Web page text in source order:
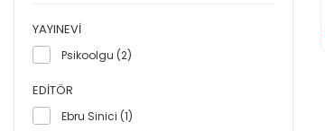
YAYINEVI
Psikoolgu (2)
EDITÖR
Ebru Sinici (1)